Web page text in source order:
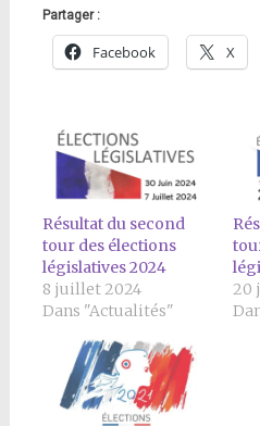
Partager :
Facebook X
Résultat du second
tour des élections
législatives 2024
8 juillet 2024
Dans "Actualités"
20